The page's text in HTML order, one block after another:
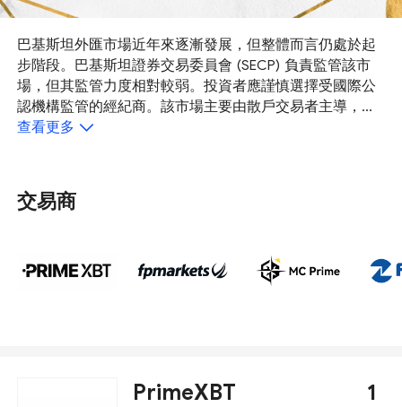
巴基斯坦外匯市場近年來逐漸發展，但整體而言仍處於起
步階段。巴基斯坦證券交易委員會 (SECP) 負責監管該市
場，但其監管力度相對較弱。投資者應謹慎選擇受國際公
認機構監管的經紀商。該市場主要由散戶交易者主導，主
要交易貨幣對和黃金，槓桿率較高。儘管市場潛力巨大，
因素，選出了巴基斯坦排名前十的外匯經紀商。
查看更多
交易商
PrimeXBT 1